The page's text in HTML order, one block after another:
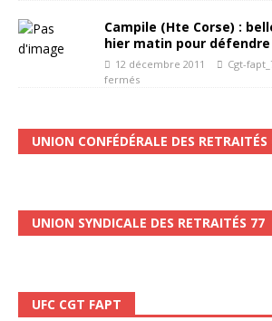
Campile (Hte Corse) :
hier matin pour
12 décembre 2011 Cgt-
fermés
UNION CONFÉDÉRALE DES RETRAITÉS
UNION SYNDICALE DES RETRAITÉS 77
UFC CGT FAPT